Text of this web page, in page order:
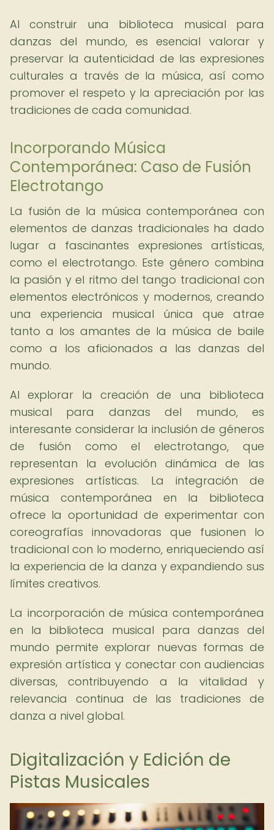
Al construir una biblioteca musical para
danzas del mundo, es esencial valorar y
preservar la autenticidad de las expresiones
culturales a través de la música, así como
promover el respeto y la apreciación por las
tradiciones de cada comunidad.
Incorporando Música
Contemporánea: Caso de Fusión
Electrotango
La fusión de la música contemporánea con
elementos de danzas tradicionales ha dado
lugar a fascinantes expresiones artísticas,
como el electrotango. Este género combina
la pasión y el ritmo del tango tradicional con
elementos electrónicos y modernos, creando
una experiencia musical única que atrae
tanto a los amantes de la música de baile
como a los aficionados a las danzas del
mundo.
Al explorar la creación de una biblioteca
musical para danzas del mundo, es
interesante considerar la inclusión de géneros
de fusión como el electrotango, que
representan la evolución dinámica de las
expresiones artísticas. La integración de
música contemporánea en la biblioteca
ofrece la oportunidad de experimentar con
coreografías innovadoras que fusionen lo
tradicional con lo moderno, enriqueciendo así
la experiencia de la danza y expandiendo sus
límites creativos.
La incorporación de música contemporánea
en la biblioteca musical para danzas del
mundo permite explorar nuevas formas de
expresión artística y conectar con audiencias
diversas, contribuyendo a la vitalidad y
relevancia continua de las tradiciones de
danza a nivel global.
Digitalización y Edición de
Pistas Musicales